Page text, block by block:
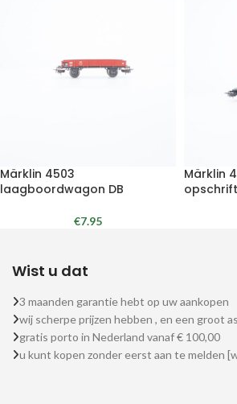
Märklin 4503
laagboordwagon DB
€7.95
Märklin
opschrift
Wist u dat
3 maanden garantie hebt op uw aankopen
wij scherpe prijzen hebben , en een groot
gratis porto in Nederland vanaf € 100,00
u kunt kopen zonder eerst aan te melden